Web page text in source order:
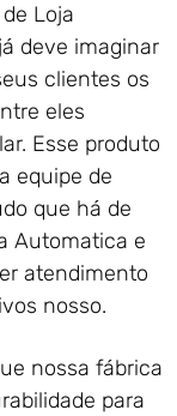
de
Petrópolis – RJ
de
– RJ
de
Nova Iguaçu – RJ
de
Nova Friburgo –
Loja
deve imaginar
clientes os
eles
Esse produto
equipe de
que há de
Automatica e
atendimento
nosso.
nossa fábrica
para